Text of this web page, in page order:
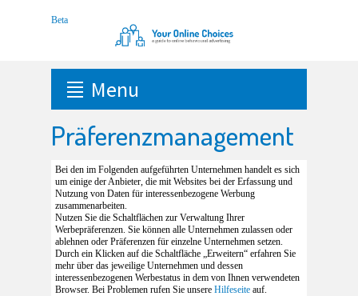
Menu
Präferenzmanagement
Bei den im Folgenden aufgeführten Unternehmen handelt es sich
um einige der Anbieter, die mit Websites bei der Erfassung und
Nutzung von Daten für interessenbezogene Werbung
zusammenarbeiten.
Nutzen Sie die Schaltflächen zur Verwaltung Ihrer
Werbepräferenzen. Sie können alle Unternehmen zulassen oder
ablehnen oder Präferenzen für einzelne Unternehmen setzen.
Durch ein Klicken auf die Schaltfläche „Erweitern“ erfahren Sie
mehr über das jeweilige Unternehmen und dessen
interessenbezogenen Werbestatus in dem von Ihnen verwendeten
Browser. Bei Problemen rufen Sie unsere Hilfeseite auf.